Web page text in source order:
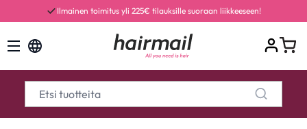
Ilmainen toimitus yli 225€ tilauksille suoraan liikkeeseen!